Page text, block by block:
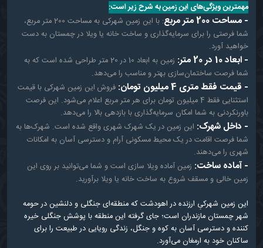
مهمترین ویژگی‌های این زمین به شرح زیر است:
- مساحت 200 متر مربع
: با این زمین شهرکی به مساحت 200 متر مربع،
شما فرصتی را برای سرمایه‌گذاری و ساخت خانه یا ویلا در چمستان به دست
خواهید آورد.
- ابعاد 10 در 20 متر:
زمین به ابعاد 10 در 20 متر طراحی شده است که به
شما فرصت ساختمان‌سازی بهتر و مناسب را می‌دهد.
- قیمت فقط متری 4 میلیون تومان:
فروش این زمین شهرکی با قیمت
استثنایی فقط 4 میلیون تومان برای هر متر مربع اعلام می‌شود. این فرصت
باورنکردنی به شما امکان سرمایه‌گذاری با بازدهی بالا را می‌دهد.
- داخل شهرک: این زمین در یک شهرک شهری واقع شده است. شهرک‌ها به
شما فرصت اقامت در یک محیط مسکونی آرام و دسترسی آسان به امکانات
شهری را می‌دهند.
- آماده ساخت: زمین آماده ویلا سازی است و شما می‌توانید بر روی این
زمین خالی و مسقف شروع به ساخت خانه یا ویلا برآورید.
این زمین شهرکیِ ارزنده در اهودشت که منطقه‌ای جنگلی و دلنشین در حومه
شهر چمستان مازندران است؛ جای گرفته این منطقه با پوشش جنگلی خیره
کننده و دسترسی آسان به کوه و جنگل، زندگی رویایی در طبیعت را برای
ساکنان خود به ارمغان می‌آورد.